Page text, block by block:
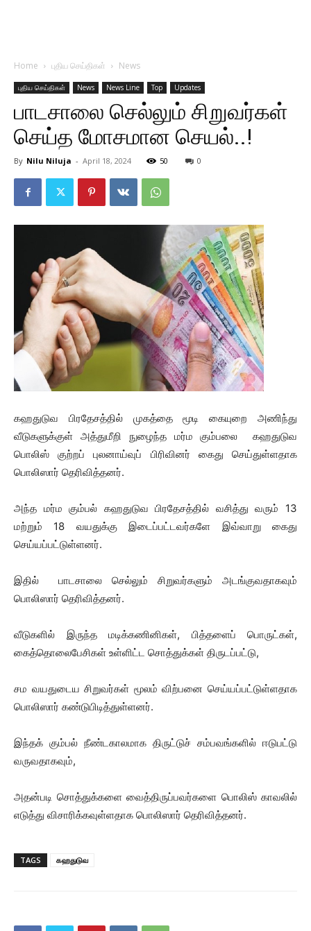
Home புதிய செய்திகள் News
புதிய செய்திகள் News News Line Top Updates
பாடசாலை செல்லும் சிறுவர்கள்
செய்த மோசமான செயல்..!
By Nilu Niluja - April 18, 2024 50 0
கஹதுடுவ பிரதேசத்தில் முகத்தை மூடி கையுறை அணிந்து
வீடுகளுக்குள் அத்துமீறி நுழைந்த மர்ம கும்பலை கஹதுடுவ
பொலிஸ் குற்றப் புலனாய்வுப் பிரிவினர் கைது செய்துள்ளதாக
பொலிஸார் தெரிவித்தனர்.
அந்த மர்ம கும்பல் கஹதுடுவ பிரதேசத்தில் வசித்து வரும் 13
மற்றும் 18 வயதுக்கு இடைப்பட்டவர்களே இவ்வாறு கைது
செய்யப்பட்டுள்ளனர்.
இதில் பாடசாலை செல்லும் சிறுவர்களும் அடங்குவதாகவும்
பொலிஸார் தெரிவித்தனர்.
வீடுகளில் இருந்த மடிக்கணினிகள், பித்தளைப் பொருட்கள்,
கைத்தொலைபேசிகள் உள்ளிட்ட சொத்துக்கள் திருடப்பட்டு,
சம வயதுடைய சிறுவர்கள் மூலம் விற்பனை செய்யப்பட்டுள்ளதாக
பொலிஸார் கண்டுபிடித்துள்ளனர்.
இந்தக் கும்பல் நீண்டகாலமாக திருட்டுச் சம்பவங்களில் ஈடுபட்டு
வருவதாகவும்,
அதன்படி சொத்துக்களை வைத்திருப்பவர்களை பொலிஸ் காவலில்
எடுத்து விசாரிக்கவுள்ளதாக பொலிஸார் தெரிவித்தனர்.
TAGS கஹதுடுவ